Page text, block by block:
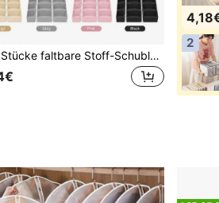
1-12 Stücke faltbare Stoff-Schubladenorganizer mit Trennfächern, Unterwäsche-BH-Socken-Krawatten-Aufbewahrungsbox, Kleiderschrank-Garderobe-Waschtisch-Trennfach-Korb, platzsparende Kleideraufbewahrung für Schlafzimmer und Wohnheim, Unterwäsche-Kosmetik-Haushaltsaufbewahrungs-Essentials, Schlafzimmer-Raumdekoration, Schulanfang
2